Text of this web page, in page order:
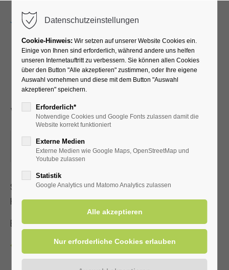
Gerd Helfmeiers Top
Music "Schlager und Hits
von gestern und heute"
16.10.2026, 19:30
ORT: KLINIK SOLEQUELLE, CAFÉTERIA
Schlager und Hits von gestern und heute mit "Gerd
Helfmeiers Top Music"
Eintritt frei
Datenschutzeinstellungen
Cookie-Hinweis: Wir setzen auf unserer Website Cookies ein.
Einige von Ihnen sind erforderlich, während andere uns helfen
unseren Internetauftritt zu verbessern. Sie können allen Cookies
über den Button "Alle akzeptieren" zustimmen, oder Ihre eigene
Auswahl vornehmen und diese mit dem Button "Auswahl
akzeptieren" speichern.
Erforderlich*
Notwendige Cookies und Google Fonts zulassen damit die
Website korrekt funktioniert
Externe Medien
Externe Medien wie Google Maps, OpenStreetMap und
Youtube zulassen
Statistik
Google Analytics und Matomo Analytics zulassen